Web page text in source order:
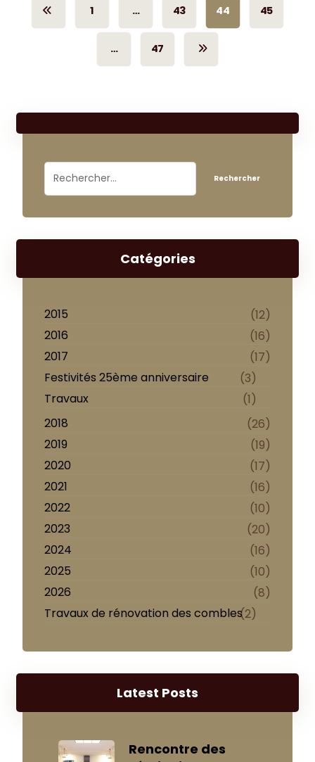
1 … 43 44 45
… 47
Catégories
2015
(12)
2016
(16)
2017
(17)
Festivités 25ème anniversaire
(3)
Travaux
(1)
2018
(26)
2019
(19)
2020
(17)
2021
(16)
2022
(10)
2023
(20)
2024
(16)
2025
(10)
2026
(8)
Travaux de rénovation des combles(2)
Latest Posts
Rencontre des